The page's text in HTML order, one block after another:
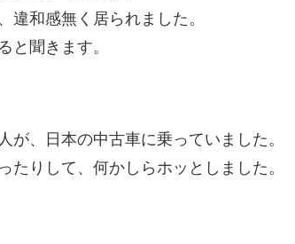
違和感無く居られました。
と聞きます。
が、日本の中古車に乗っていました。
たりして、何かしらホッとしました。